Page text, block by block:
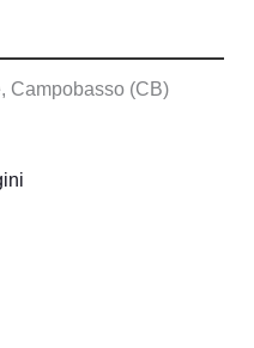
Campobasso (CB)